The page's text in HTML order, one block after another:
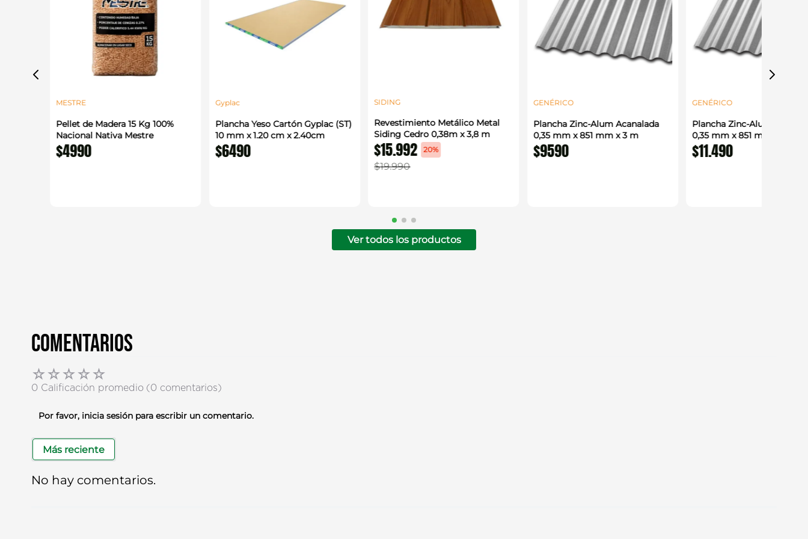
MESTRE
Pellet de Madera 15 Kg 100%
Nacional Nativa Mestre
$4990
Gyplac
Plancha Yeso Cartón Gyplac (ST)
10 mm x 1.20 cm x 2.40cm
$6490
SIDING
Revestimiento Metálico Metal
Siding Cedro 0,38m x 3,8 m
$15.992 20%
$19.990
GENÉRICO
Plancha Zinc-Alum Acanalada
0,35 mm x 851 mm x 3 m
$9590
GENÉRICO
Plancha Zinc-Alum
0,35 mm x 851 mm x 3,66
$11.490
Ver todos los productos
Comentarios
☆☆☆☆☆
0 Calificación promedio (0 comentarios)
Por favor, inicia sesión para escribir un comentario.
Más reciente
No hay comentarios.